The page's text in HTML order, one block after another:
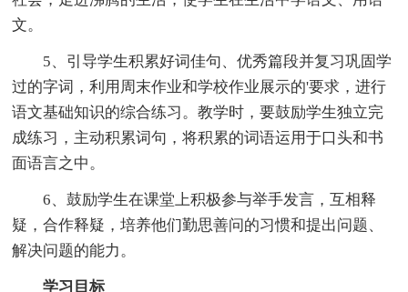
文。
5、引导学生积累好词佳句、优秀篇段并复习巩固学
过的字词，利用周末作业和学校作业展示的'要求，进行
语文基础知识的综合练习。教学时，要鼓励学生独立完
成练习，主动积累词句，将积累的词语运用于口头和书
面语言之中。
6、鼓励学生在课堂上积极参与举手发言，互相释
疑，合作释疑，培养他们勤思善问的习惯和提出问题、
解决问题的能力。
学习目标